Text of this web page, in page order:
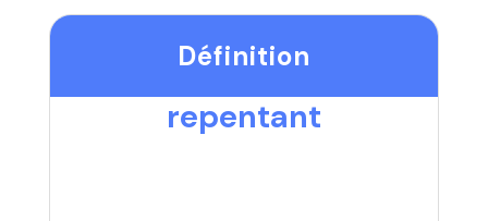
Définition
repentant